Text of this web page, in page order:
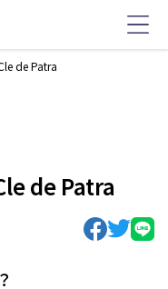
de Patra
de Patra